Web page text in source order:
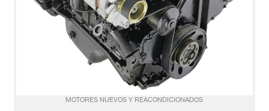
MOTORES NUEVOS Y REACONDICIONADOS